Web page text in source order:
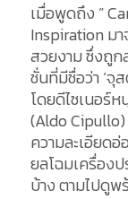
เมื่อพูดถึง ”
Inspiration มา
สวยงาม ซึ่งถูก
ชั่นที่มีชื่อว่า ‘จุ
โดยดีไซเนอร์
(Aldo
ความละเอียด
ยลโฉมเครื่อง
บ้าง ตามไปดู